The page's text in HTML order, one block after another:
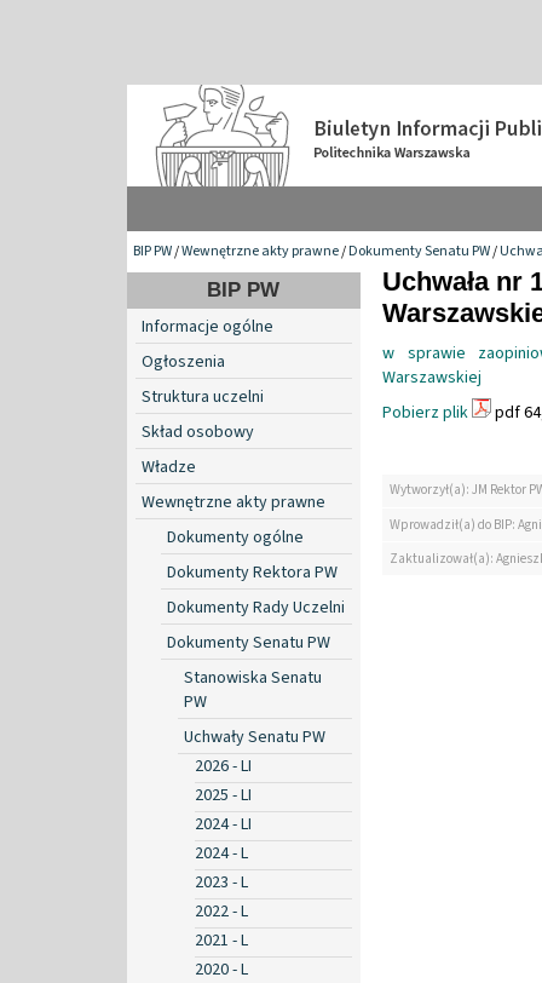
BIP PW/Wewnętrzne akty prawne/Dokumenty Senatu PW/
BIP PW
Informacje ogólne
Ogłoszenia
Struktura uczelni
Skład osobowy
Władze
Wewnętrzne akty prawne
Dokumenty ogólne
Dokumenty Rektora PW
Dokumenty Rady Uczelni
Dokumenty Senatu PW
Stanowiska Senatu
PW
Uchwały Senatu PW
2026 - LI
2025 - LI
2024 - LI
2024 - L
2023 - L
2022 - L
2021 - L
2020 - L
Uchwała nr
w sprawie
Warszawskiej
Pobierz plik
pdf
Wytworzył(a): JM Rektor
Wprowadził(a) do BIP:
Zaktualizował(a):